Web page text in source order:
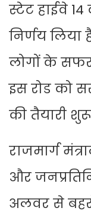
स्टेट हाईवे
निर्णय लिया
लोगों के
इस रोड को
की तैयारी
राजमार्ग
और
अलवर से